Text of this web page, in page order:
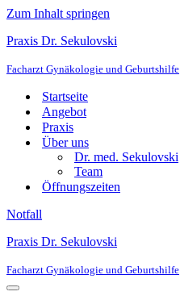
Zum Inhalt springen
Praxis Dr. Sekulovski
Facharzt Gynäkologie und Geburtshilfe
Startseite
Angebot
Praxis
Über uns
Dr. med. Sekulovski
Team
Öffnungszeiten
Notfall
Praxis Dr. Sekulovski
Facharzt Gynäkologie und Geburtshilfe
Navigationsmenü